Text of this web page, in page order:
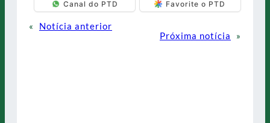
Canal do PTD Favorite o PTD
«
Notícia anterior
Próxima notícia
»